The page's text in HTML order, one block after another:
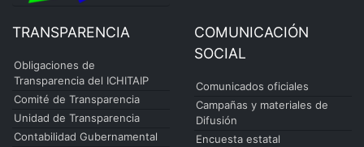
TRANSPARENCIA
Obligaciones de
Transparencia del ICHITAIP
Comité de Transparencia
Unidad de Transparencia
Contabilidad Gubernamental
COMUNICACIÓN
SOCIAL
Comunicados oficiales
Campañas y materiales de
Difusión
Encuesta estatal